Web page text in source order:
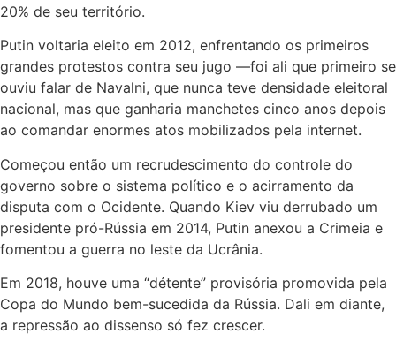
20% de seu território.
Putin voltaria eleito em 2012, enfrentando os primeiros
grandes protestos contra seu jugo —foi ali que primeiro se
ouviu falar de Navalni, que nunca teve densidade eleitoral
nacional, mas que ganharia manchetes cinco anos depois
ao comandar enormes atos mobilizados pela internet.
Começou então um recrudescimento do controle do
governo sobre o sistema político e o acirramento da
disputa com o Ocidente. Quando Kiev viu derrubado um
presidente pró-Rússia em 2014, Putin anexou a Crimeia e
fomentou a guerra no leste da Ucrânia.
Em 2018, houve uma “détente” provisória promovida pela
Copa do Mundo bem-sucedida da Rússia. Dali em diante,
a repressão ao dissenso só fez crescer.